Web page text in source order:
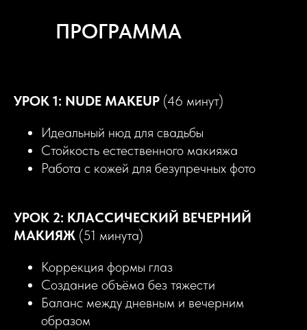
ПРОГРАММАКУРСА
УРОК 1: NUDE MAKEUP (46 минут)
Идеальный нюд для свадьбы
Стойкость естественного макияжа
Работа с кожей для безупречных фото
УРОК 2: КЛАССИЧЕСКИЙ ВЕЧЕРНИЙ
МАКИЯЖ (51 минута)
Коррекция формы глаз
Создание объёма без тяжести
Баланс между дневным и вечерним
образом